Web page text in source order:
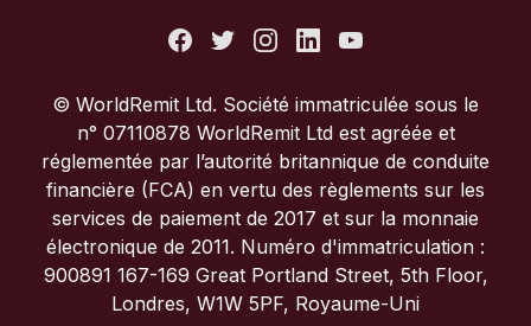
Italie
Portugal
Royaume-Uni
© WorldRemit Ltd. Société immatriculée sous le
n° 07110878 WorldRemit Ltd est agréée et
réglementée par l’autorité britannique de conduite
financière (FCA) en vertu des règlements sur les
services de paiement de 2017 et sur la monnaie
électronique de 2011. Numéro d'immatriculation :
900891 167-169 Great Portland Street, 5th Floor,
Londres, W1W 5PF, Royaume-Uni